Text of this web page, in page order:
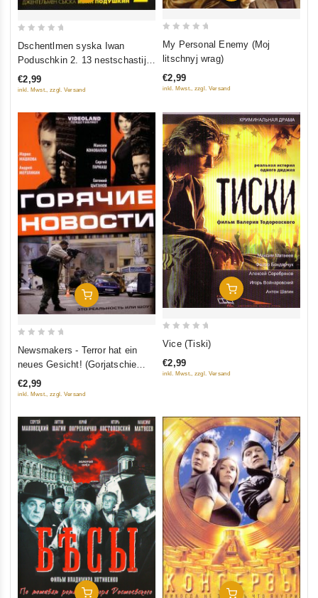
5
Dschentlmen syska Iwan
Poduschkin 2. 13 nestschastij
Gerakla
€2,99
inkl. Mwst., zzgl. Versand
out
5
My Personal Enemy (Moj
litschnyj wrag)
€2,99
inkl. Mwst., zzgl. Versand
In Den Warenkorb
5
Newsmakers - Terror hat ein
neues Gesicht! (Gorjatschie
nowosti)
€2,99
inkl. Mwst., zzgl. Versand
In Den Warenkorb
of
Vice (Tiski)
€2,99
inkl. Mwst., zzgl. Versand
In Den Warenkorb In Den Warenkorb